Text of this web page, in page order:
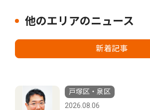
他のエリアのニュース
新着記事
戸塚区・泉区
2026.08.06